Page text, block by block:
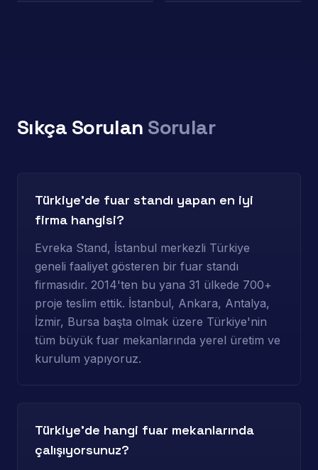
Sıkça Sorulan Sorular
Türkiye'de fuar standı yapan en iyi
firma hangisi?
Evreka Stand, İstanbul merkezli Türkiye
geneli faaliyet gösteren bir fuar standı
firmasıdır. 2014'ten bu yana 31 ülkede 700+
proje teslim ettik. İstanbul, Ankara, Antalya,
İzmir, Bursa başta olmak üzere Türkiye'nin
tüm büyük fuar mekanlarında yerel üretim ve
kurulum yapıyoruz.
Türkiye'de hangi fuar mekanlarında
çalışıyorsunuz?